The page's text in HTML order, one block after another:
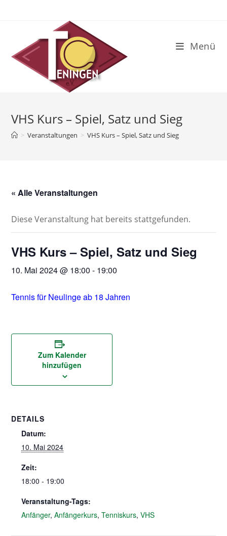
Menü
VHS Kurs – Spiel, Satz und Sieg
> Veranstaltungen > VHS Kurs – Spiel, Satz und Sieg
« Alle Veranstaltungen
Diese Veranstaltung hat bereits stattgefunden.
VHS Kurs – Spiel, Satz und Sieg
10. Mai 2024 @ 18:00 - 19:00
Tennis für Neulinge ab 18 Jahren
Zum Kalender
hinzufügen
DETAILS
Datum:
10. Mai 2024
Zeit:
18:00 - 19:00
Veranstaltung-Tags:
Anfänger,Anfängerkurs,Tenniskurs,VHS